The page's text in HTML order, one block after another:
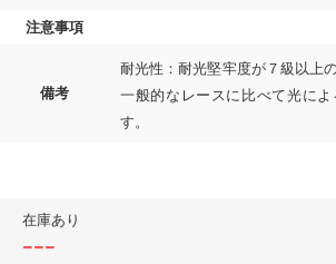
注意事項
備考
耐光性：耐光堅牢度が７級以上
一般的なレースに比べて光に
す。
在庫あり
---